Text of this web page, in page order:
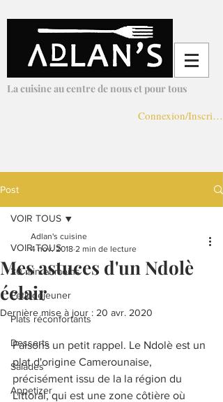
Adlans Cuisine
La cuisine au centre de nous et pour tous
Connexion/
Post
VOIR TOUS
30 min et moins
Petit-déjeuner
Plats réconfortants
Desserts
Salades
Appetizer
VOIR TOUS
Mes astuces d'un Ndolè
éclair
Adlan's cuisine
4 nov. 2018 2 min de lecture
Dernière mise à jour : 20 avr. 2020
Faisons un petit rappel. Le Ndolè est un
plat d'origine Camerounaise,
précisément issu de la la région du
Littoral, qui est une zone côtière où